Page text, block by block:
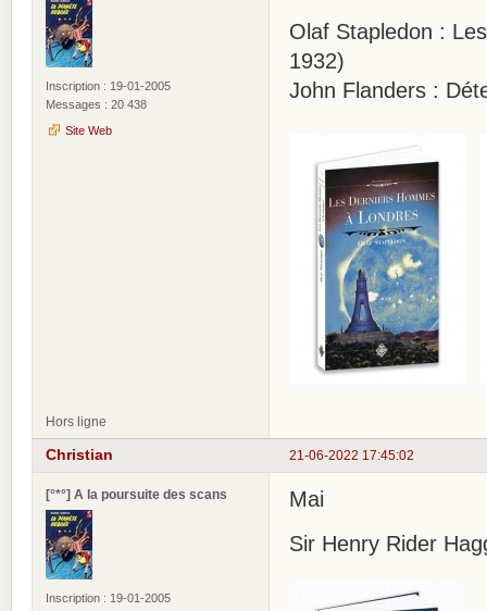
Inscription : 19-01-2005
Messages : 20 438
Site Web
Olaf Stapledon :
1932)
John Flanders :
Hors ligne
21-06-2022 17:45:02
Christian
[°*°] A la poursuite des scans
Inscription : 19-01-2005
Mai
Sir Henry Rider